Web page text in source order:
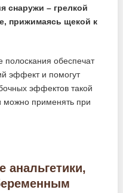
снаружи – грелкой
прижимаясь щекой к
полоскания обеспечат
эффект и помогут
эффектов такой
можно применять при
анальгетики,